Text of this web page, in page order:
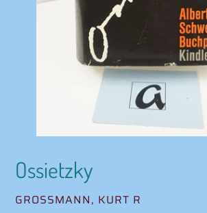
Ossietzky
VERKÄUFER
GROSSMANN, KURT R